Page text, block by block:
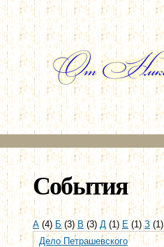
События
А(4)Б(3)В(3) Д(1)Е(1)З
Дело Петрашевского